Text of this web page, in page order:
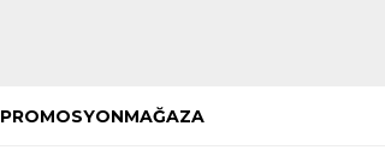
PROMOSYONMAĞAZA